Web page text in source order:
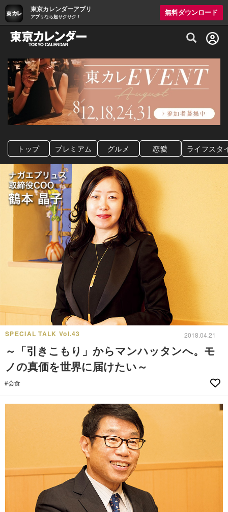
東京カレンダーアプリ
アプリなら超サクサク！
無料ダウンロード
グルメ情報・プレミアムレストラン予約
トップ プレミアム グルメ 恋愛 ライフスタ
SPECIAL TALK Vol.43 2018.04.21
～「引きこもり」からマンハッタンへ。モ
ノの真価を世界に届けたい～
#会食